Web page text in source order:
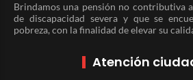
Brindamos una pensión no contributiva
de discapacidad severa y que se
pobreza, con la finalidad de elevar su
Atención